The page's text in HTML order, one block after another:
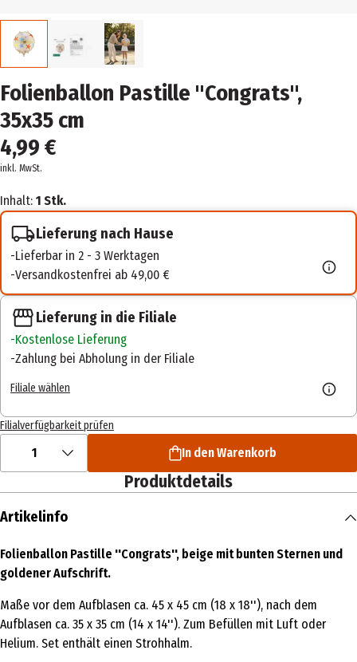
Folienballon Pastille ''Congrats'',
35x35 cm
4,99 €
inkl. MwSt.
Inhalt: 1 Stk.
Lieferung nach Hause
Lieferbar in 2 - 3 Werktagen
Versandkostenfrei ab 49,00 €
Lieferung in die Filiale
Kostenlose Lieferung
Zahlung bei Abholung in der Filiale
Filiale wählen
Filialverfügbarkeit prüfen
1 In den Warenkorb
Produktdetails
Artikelinfo
Folienballon Pastille ''Congrats'', beige mit bunten Sternen und
goldener Aufschrift.
Maße vor dem Aufblasen ca. 45 x 45 cm (18 x 18''), nach dem
Aufblasen ca. 35 x 35 cm (14 x 14''). Zum Befüllen mit Luft oder
Helium. Set enthält einen Strohhalm.